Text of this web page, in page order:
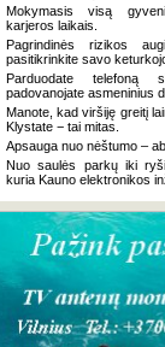
Mokymasis visą
karjeros laikais.
Pagrindinės rizikos
pasitikrinkite savo
Parduodate telefoną
padovanojate asmeninius
Manote, kad viršiję greitį
Klystate − tai mitas.
Apsauga nuo nėštumo –
Nuo saulės parkų iki
kuria Kauno elektronikos